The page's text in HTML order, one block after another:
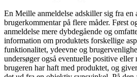
En Meille anmeldelse adskiller sig fra en
brugerkommentar på flere måder. Først
anmeldelse mere dybdegående og
information om produktets forskellige
funktionalitet, ydeevne og
undersøger også eventuelle positive eller
brugeren har haft med produktet, og